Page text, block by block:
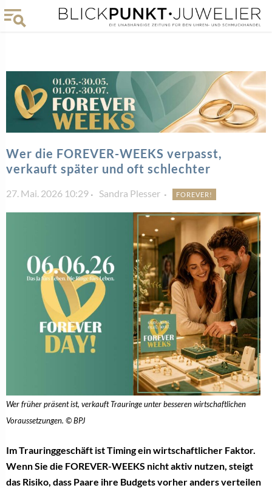
Wer die FOREVER-WEEKS verpasst,
verkauft später und oft schlechter
27. Mai. 2026 10:29 Sandra Plesser FOREVER!
Wer früher präsent ist, verkauft Trauringe unter besseren wirtschaftlichen
Voraussetzungen. © BPJ
Im Trauringgeschäft ist Timing ein wirtschaftlicher Faktor.
Wenn Sie die FOREVER-WEEKS nicht aktiv nutzen, steigt
das Risiko, dass Paare ihre Budgets vorher anders verteilen